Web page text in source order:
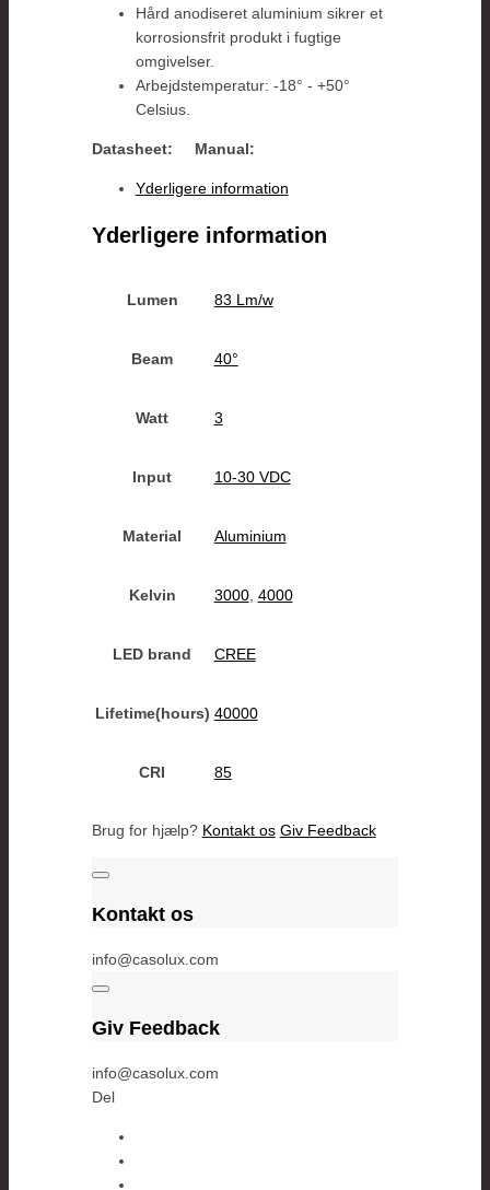
Hård anodiseret aluminium sikrer et
korrosionsfrit produkt i fugtige
omgivelser.
Arbejdstemperatur: -18° - +50°
Celsius.
Datasheet: Manual:
Yderligere information
Yderligere information
Lumen 83 Lm/w
Beam 40°
Watt 3
Input 10-30 VDC
Material Aluminium
Kelvin 3000, 4000
LED brand CREE
Lifetime(hours) 40000
CRI 85
Brug for hjælp? Kontakt os Giv Feedback
Kontakt os
info@casolux.com
Giv Feedback
info@casolux.com
Del